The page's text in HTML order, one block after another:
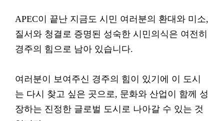
APEC이 끝난 지금도 시민 여러분의 환대와 미소,
질서와 청결로 증명된 성숙한 시민의식은 여전히
경주의 힘으로 남아 있습니다.
여러분이 보여주신 경주의 힘이 있기에 이 도시
는 다시 찾고 싶은 곳으로, 문화와 산업이 함께 성
장하는 진정한 글로벌 도시로 나아갈 수 있는 것